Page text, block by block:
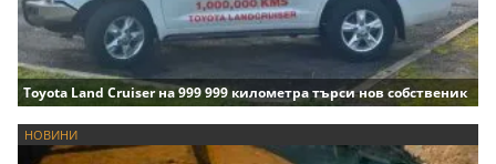
Toyota Land Cruiser на 999 999 километра търси нов собственик
НОВИНИ